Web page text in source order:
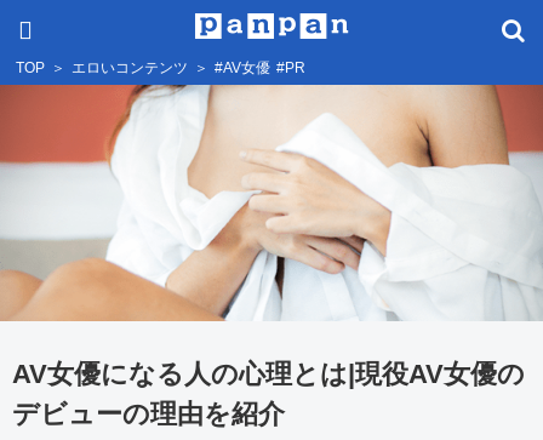
TOP ＞ エロいコンテンツ ＞ #AV女優 #PR
AV女優になる人の心理とは|現役AV女優の
デビューの理由を紹介